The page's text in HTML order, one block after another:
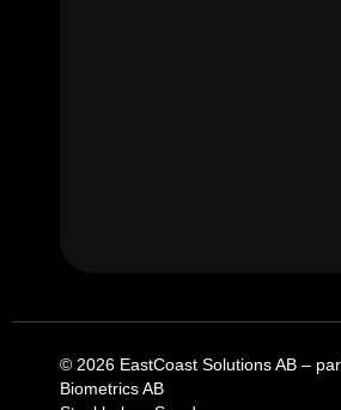
© 2026 EastCoast Solutions AB –
Biometrics AB